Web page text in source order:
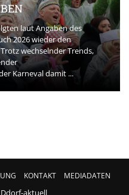
laut Angaben des
2026 wieder den
wechselnder Trends,
Karneval damit ...
KONTAKT MEDIADATEN
Ddorf-aktuell